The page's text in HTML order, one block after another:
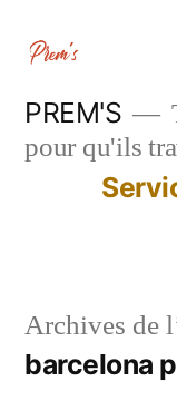
contenu
PREM'S
pour qu'ils
Archives de
barcelona